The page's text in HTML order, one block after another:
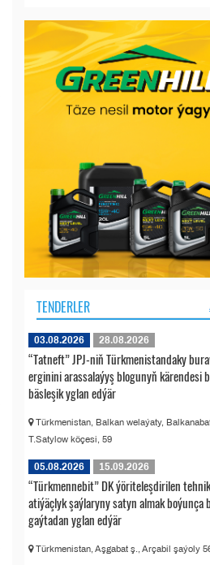
TENDERLER
03.08.2026 28.08.2026
“Tatneft” JPJ-niň Türkmenistandaky
erginini arassalaýyş blogunyň kärendesi
bäsleşik yglan edýär
Türkmenistan, Balkan welaýaty,
T.Satylow köçesi, 59
05.08.2026 15.09.2026
“Türkmennebit” DK ýöriteleşdirilen
atiýäçlyk şaýlaryny satyn almak boýunça
gaýtadan yglan edýär
Türkmenistan, Aşgabat ş., Arçabil şaýoly